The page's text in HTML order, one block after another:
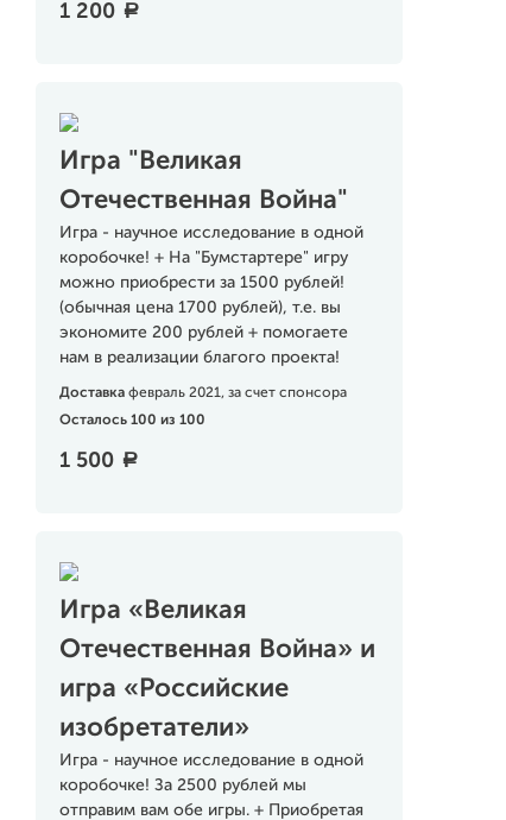
1 200 a
Игра "Великая
Отечественная Война"
Игра - научное исследование в одной
коробочке! + На "Бумстартере" игру
можно приобрести за 1500 рублей!
(обычная цена 1700 рублей), т.е. вы
экономите 200 рублей + помогаете
нам в реализации благого проекта!
Доставка февраль 2021, за счет спонсора
Осталось 100 из 100
1 500 a
Игра «Великая
Отечественная Война» и
игра «Российские
изобретатели»
Игра - научное исследование в одной
коробочке! За 2500 рублей мы
отправим вам обе игры. + Приобретая